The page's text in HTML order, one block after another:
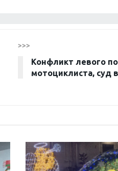
>>>
Конфликт левого
мотоциклиста, суд